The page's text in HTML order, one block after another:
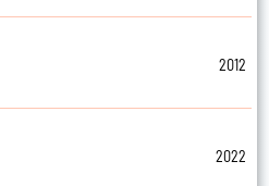
2012
2022